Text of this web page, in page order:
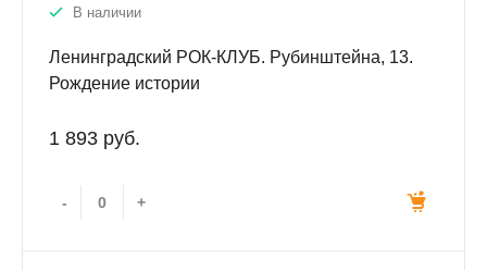
В наличии
Ленинградский РОК-КЛУБ. Рубинштейна, 13.
Рождение истории
1 893 руб.
- +